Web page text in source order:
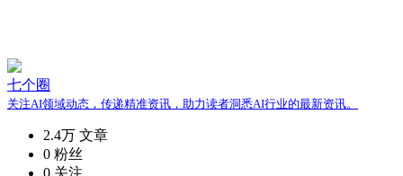
七个圈
关注AI领域动态，传递精准资讯，助力读者洞悉AI行业的最新资讯。
2.4万 文章
0 粉丝